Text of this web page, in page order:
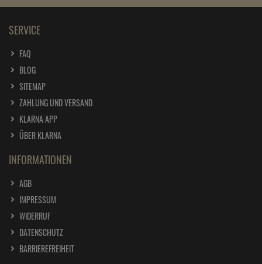
SERVICE
FAQ
BLOG
SITEMAP
ZAHLUNG UND VERSAND
KLARNA APP
ÜBER KLARNA
INFORMATIONEN
AGB
IMPRESSUM
WIDERRUF
DATENSCHUTZ
BARRIEREFREIHEIT